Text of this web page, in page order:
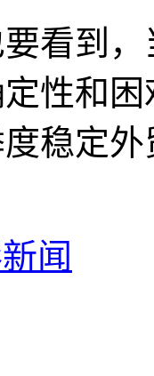
看到
性和
稳定
闻